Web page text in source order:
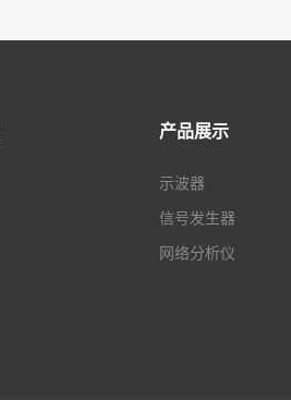
产品展示
示波器
信号发生器
网络分析仪